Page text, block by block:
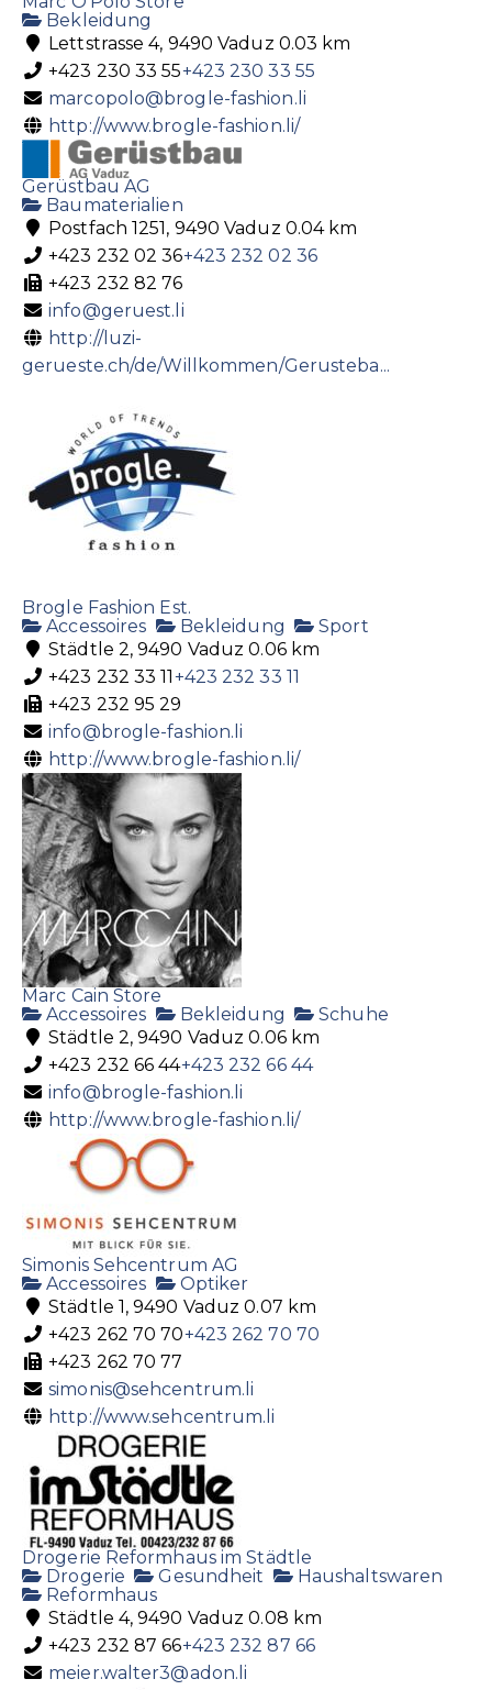
Bekleidung
Lettstrasse 4, 9490 Vaduz 0.03 km
+423 230 33 55+423 230 33 55
marcopolo@brogle-fashion.li
http://www.brogle-fashion.li/
Gerüstbau AG
Baumaterialien
Postfach 1251, 9490 Vaduz 0.04 km
+423 232 02 36+423 232 02 36
+423 232 82 76
info@geruest.li
http://luzi-
gerueste.ch/de/Willkommen/Gerusteba...
Brogle Fashion Est.
Accessoires
Bekleidung
Sport
Städtle 2, 9490 Vaduz 0.06 km
+423 232 33 11+423 232 33 11
+423 232 95 29
info@brogle-fashion.li
http://www.brogle-fashion.li/
Marc Cain Store
Accessoires
Bekleidung
Schuhe
Städtle 2, 9490 Vaduz 0.06 km
+423 232 66 44+423 232 66 44
info@brogle-fashion.li
http://www.brogle-fashion.li/
Simonis Sehcentrum AG
Accessoires
Optiker
Städtle 1, 9490 Vaduz 0.07 km
+423 262 70 70+423 262 70 70
+423 262 70 77
simonis@sehcentrum.li
http://www.sehcentrum.li
Drogerie Reformhaus im Städtle
Drogerie
Gesundheit
Haushaltswaren
Reformhaus
Städtle 4, 9490 Vaduz 0.08 km
+423 232 87 66+423 232 87 66
meier.walter3@adon.li